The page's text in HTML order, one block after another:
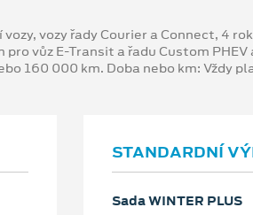
vozy řady Courier a Connect, 4
vůz E-Transit a řadu Custom
160 000 km. Doba nebo km: Vždy
STANDARDNÍ
Sada WINTER PLUS